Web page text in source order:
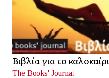
Βιβλία για το
The Books' Journal